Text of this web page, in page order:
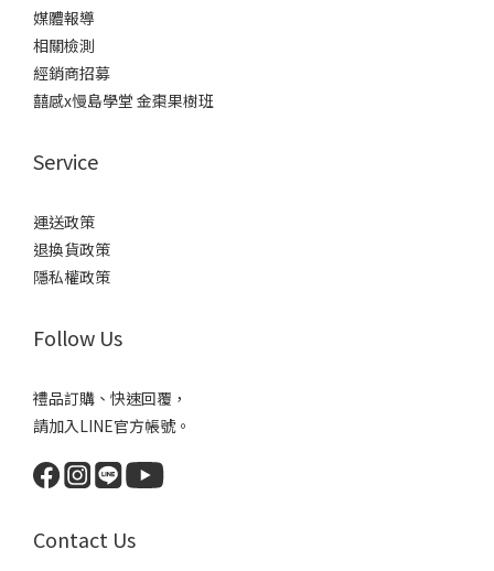
媒體報導
相關檢測
經銷商招募
囍感x慢島學堂 金棗果樹班
Service
運送政策
退換貨政策
隱私權政策
Follow Us
禮品訂購、快速回覆，
請加入LINE官方帳號。
Contact Us